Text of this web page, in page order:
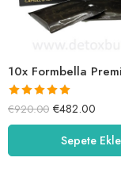
5 üzerinden
5.00oy aldı
€920.00 €482.00
Sepete Ekle